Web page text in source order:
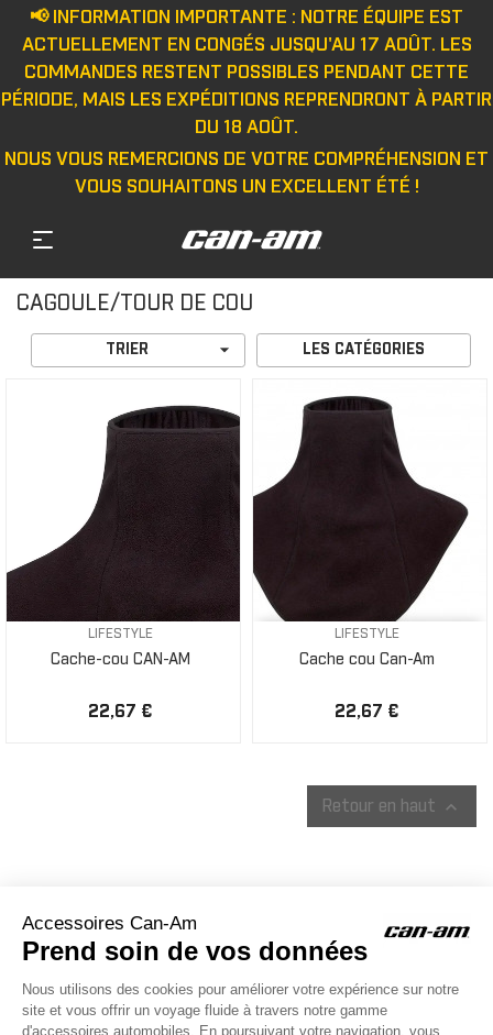
📢 INFORMATION IMPORTANTE : NOTRE ÉQUIPE EST
ACTUELLEMENT EN CONGÉS JUSQU'AU 17 AOÛT. LES
COMMANDES RESTENT POSSIBLES PENDANT CETTE
PÉRIODE, MAIS LES EXPÉDITIONS REPRENDRONT À PARTIR
DU 18 AOÛT.
NOUS VOUS REMERCIONS DE VOTRE COMPRÉHENSION ET
VOUS SOUHAITONS UN EXCELLENT ÉTÉ !
CAGOULE/TOUR DE COU
TRIER  LES CATÉGORIES
LIFESTYLE
Cache-cou CAN-AM
22,67 €
LIFESTYLE
Cache cou Can-Am
22,67 €
Retour en haut 